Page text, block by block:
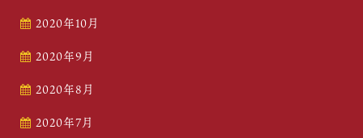
2020年10月
2020年9月
2020年8月
2020年7月